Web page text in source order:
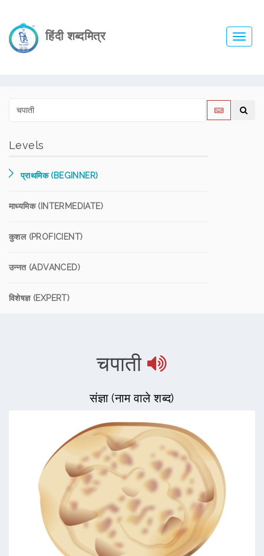
हिंदी शब्दमित्र
Levels
प्राथमिक (BEGINNER)
माध्यमिक (INTERMEDIATE)
कुशल (PROFICIENT)
उन्नत (ADVANCED)
विशेषज्ञ (EXPERT)
चपाती
संज्ञा (नाम वाले शब्द)